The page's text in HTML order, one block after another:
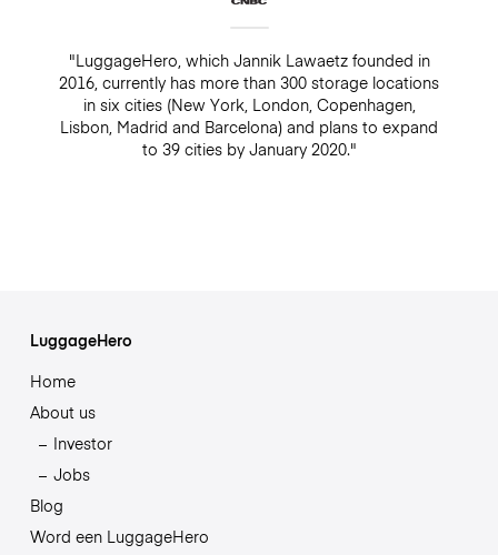
"LuggageHero, which Jannik Lawaetz founded in
2016, currently has more than 300 storage locations
in six cities (New York, London, Copenhagen,
Lisbon, Madrid and Barcelona) and plans to expand
to 39 cities by January 2020."
LuggageHero
Home
About us
Investor
Jobs
Blog
Word een LuggageHero